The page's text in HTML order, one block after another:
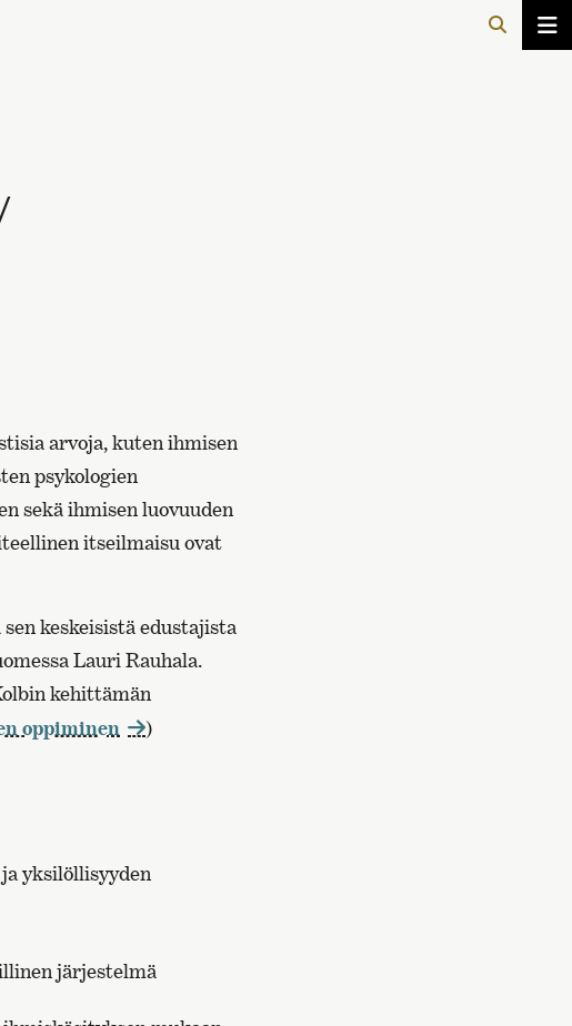
arvoja, kuten ihmisen
psykologien
sekä ihmisen luovuuden
itseilmaisu ovat
keskeisistä edustajista
Lauri Rauhala.
kehittämän
oppiminen )
yksilöllisyyden
järjestelmä